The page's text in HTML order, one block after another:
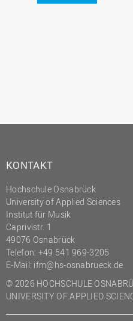
KONTAKT
Hochschule Osnabrück
University of Applied Sciences
Institut für Musik
Caprivistr. 1
49076 Osnabrück
Telefon: +49 541 969-3205
E-Mail: ifm@hs-osnabrueck.de
© 2026 HOCHSCHULE
UNIVERSITY OF APPLIED